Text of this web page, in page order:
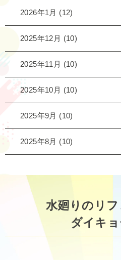
2026年1月 (12)
2025年12月 (10)
2025年11月 (10)
2025年10月 (10)
2025年9月 (10)
2025年8月 (10)
水廻りのリ
ダイキョ